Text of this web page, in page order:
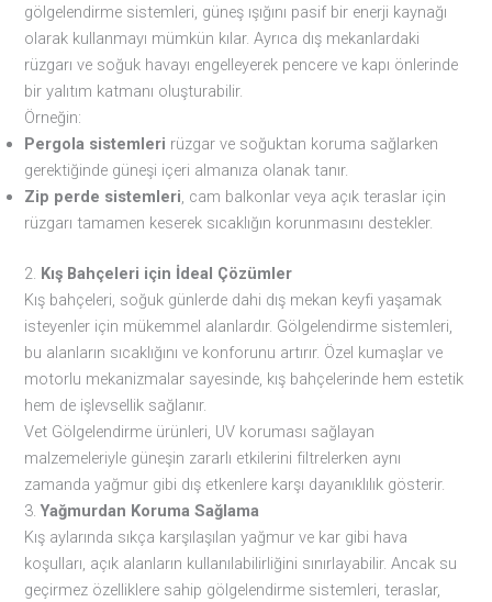
gölgelendirme sistemleri, güneş ışığını pasif bir enerji kaynağı
olarak kullanmayı mümkün kılar. Ayrıca dış mekanlardaki
rüzgarı ve soğuk havayı engelleyerek pencere ve kapı önlerinde
bir yalıtım katmanı oluşturabilir.
Örneğin:
Pergola sistemleri rüzgar ve soğuktan koruma sağlarken
gerektiğinde güneşi içeri almanıza olanak tanır.
Zip perde sistemleri, cam balkonlar veya açık teraslar için
rüzgarı tamamen keserek sıcaklığın korunmasını destekler.
2. Kış Bahçeleri için İdeal Çözümler
Kış bahçeleri, soğuk günlerde dahi dış mekan keyfi yaşamak
isteyenler için mükemmel alanlardır. Gölgelendirme sistemleri,
bu alanların sıcaklığını ve konforunu artırır. Özel kumaşlar ve
motorlu mekanizmalar sayesinde, kış bahçelerinde hem estetik
hem de işlevsellik sağlanır.
Vet Gölgelendirme ürünleri, UV koruması sağlayan
malzemeleriyle güneşin zararlı etkilerini filtrelerken aynı
zamanda yağmur gibi dış etkenlere karşı dayanıklılık gösterir.
3.Yağmurdan Koruma Sağlama
Kış aylarında sıkça karşılaşılan yağmur ve kar gibi hava
koşulları, açık alanların kullanılabilirliğini sınırlayabilir. Ancak su
geçirmez özelliklere sahip gölgelendirme sistemleri, teraslar,